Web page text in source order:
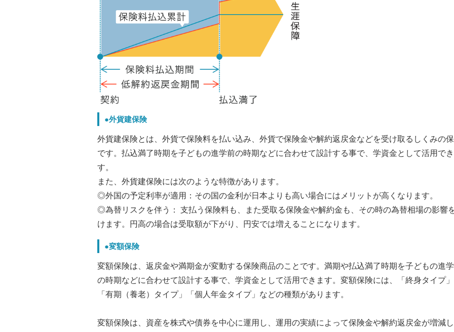
●外貨建保険
外貨建保険とは、外貨で保険料を払い込み、外貨で保険金や解約返戻金などを受け取るしくみの
です。払込満了時期を子どもの進学前の時期などに合わせて設計する事で、学資金として活用でき
す。
また、外貨建保険には次のような特徴があります。
◎外国の予定利率が適用：その国の金利が日本よりも高い場合にはメリットが高くなります。
◎為替リスクを伴う： 支払う保険料も、また受取る保険金や解約金も、その時の為替相場の影響
けます。円高の場合は受取額が下がり、円安では増えることになります。
●変額保険
変額保険は、返戻金や満期金が変動する保険商品のことです。満期や払込満了時期を子どもの進
の時期などに合わせて設計する事で、学資金として活用できます。変額保険には、「終身タイプ」
「有期（養老）タイプ」「個人年金タイプ」などの種類があります。
変額保険は、資産を株式や債券を中心に運用し、運用の実績によって保険金や解約返戻金が増減し